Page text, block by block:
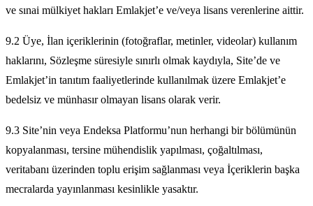
ve sınai mülkiyet hakları Emlakjet’e ve/veya lisans verenlerine aittir.
9.2 Üye, İlan içeriklerinin (fotoğraflar, metinler, videolar) kullanım
haklarını, Sözleşme süresiyle sınırlı olmak kaydıyla, Site’de ve
Emlakjet’in tanıtım faaliyetlerinde kullanılmak üzere Emlakjet’e
bedelsiz ve münhasır olmayan lisans olarak verir.
9.3 Site’nin veya Endeksa Platformu’nun herhangi bir bölümünün
kopyalanması, tersine mühendislik yapılması, çoğaltılması,
veritabanı üzerinden toplu erişim sağlanması veya İçeriklerin başka
mecralarda yayınlanması kesinlikle yasaktır.